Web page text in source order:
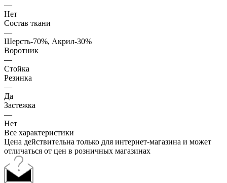
—
Нет
Состав ткани
—
Шерсть-70%, Акрил-30%
Воротник
—
Стойка
Резинка
—
Да
Застежка
—
Нет
Все характеристики
Цена действительна только для интернет-магазина и может
отличаться от цен в розничных магазинах